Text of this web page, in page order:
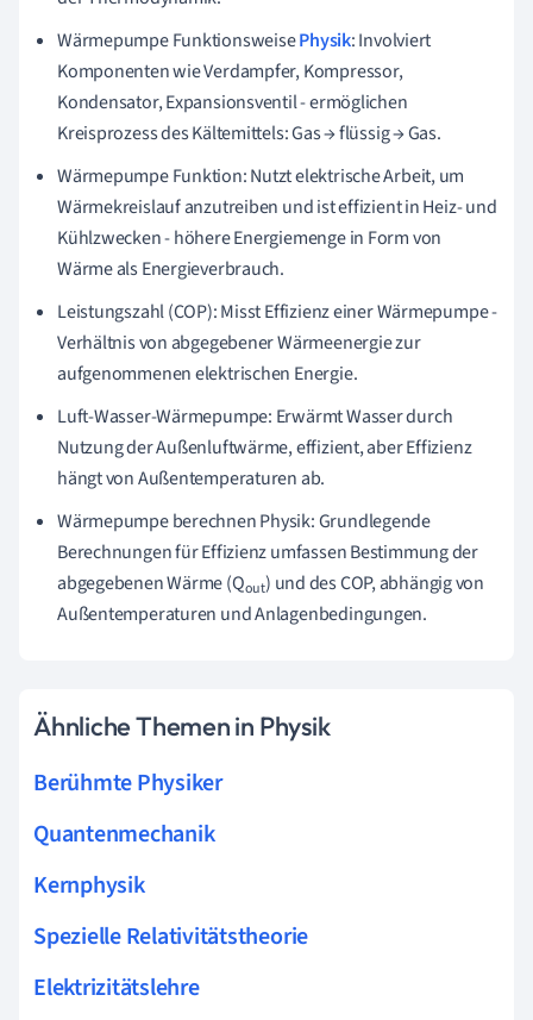
Wärmepumpe FunktionsweisePhysik: Involviert
Komponenten wie Verdampfer, Kompressor,
Kondensator, Expansionsventil - ermöglichen
Kreisprozess des Kältemittels: Gas → flüssig → Gas.
Wärmepumpe Funktion: Nutzt elektrische Arbeit, um
Wärmekreislauf anzutreiben und ist effizient in Heiz- und
Kühlzwecken - höhere Energiemenge in Form von
Wärme als Energieverbrauch.
Leistungszahl (COP): Misst Effizienz einer Wärmepumpe -
Verhältnis von abgegebener Wärmeenergie zur
aufgenommenen elektrischen Energie.
Luft-Wasser-Wärmepumpe: Erwärmt Wasser durch
Nutzung der Außenluftwärme, effizient, aber Effizienz
hängt von Außentemperaturen ab.
Wärmepumpe berechnen Physik: Grundlegende
Berechnungen für Effizienz umfassen Bestimmung der
abgegebenen Wärme (Qout) und des COP, abhängig von
Außentemperaturen und Anlagenbedingungen.
Ähnliche Themen in Physik
Berühmte Physiker
Quantenmechanik
Kernphysik
Spezielle Relativitätstheorie
Elektrizitätslehre